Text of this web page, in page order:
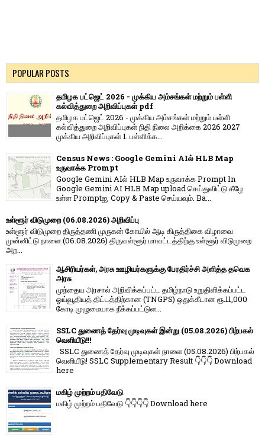
POPULAR POSTS
தமிழக பட்ஜெட் 2026 - முக்கிய அம்சங்கள் மற்றும் பள்ளி
கல்வித்துறை அறிவிப்புகள் pdf
தமிழக பட்ஜெட் 2026 - முக்கிய அம்சங்கள் மற்றும் பள்ளி
கல்வித்துறை அறிவிப்புகள் நிதி நிலை அறிக்கை 2026 2027
முக்கிய அறிவிப்புகள் 1. பள்ளிக்க...
Census News : Google Gemini AIல் HLB Map
உருவாக்க Prompt
Google Gemini AIல் HLB Map உருவாக்க Prompt In
Google Gemini AI HLB Map upload செய்துவிட்டு கீழே
உள்ள Promptஐ, Copy & Paste செய்யவும். Ba...
உள்ளூர் விடுமுறை (06.08.2026) அறிவிப்பு
உள்ளூர் விடுமுறை திருத்தணி முருகன் கோயில் ஆடி கிருத்திகை விழாவை
முன்னிட்டு நாளை (06.08.2026) திருவள்ளூர் மாவட்டத்திற்கு உள்ளூர் விடுமுறை
அற...
ஆசிரியர்கள், அரசு ஊழியர்களுக்கு பேரதிர்ச்சி அளித்த தவெக
அரசு
முந்தைய அரசால் அறிவிக்கப்பட்ட தமிழ்நாடு உறுதிளிக்கப்பட்ட
ஓய்வூதியத் திட்டத்திற்கான (TNGPS) ஒதுக்கீடான ரூ.11,000
கோடி முழுமையாக நீக்கப்பட்டுள...
SSLC துணைத் தேர்வு முடிவுகள் இன்று (05.08.2026) பிற்பகல்
வெளியீடு!!!
SSLC துணைத் தேர்வு முடிவுகள் நாளை (05.08.2026) பிற்பகல்
வெளியீடு! SSLC Supplementary Result 👇👇👇 Download
here
மகிழ் முற்றம் பதிவேடு
மகிழ் முற்றம் பதிவேடு 👇👇👇👇 Download here